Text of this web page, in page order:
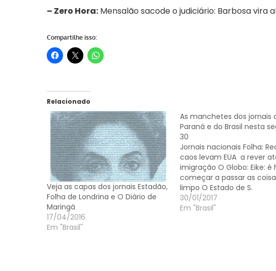
– Zero Hora: Mensalão sacode o judiciário: Barbosa vira
Compartilhe isso:
Relacionado
Veja as capas dos jornais Estadão,
Folha de Londrina e O Diário de
17/04/2016
Em "Brasil"
As manchetes dos jornais
Paraná e do Brasil nesta
30
Jornais nacionais Folha:
caos levam EUA a rever
imigração O Globo: Eike: é
começar a passar as
limpo O Estado de S.
Paulo: Bancos criam
evitar quebra de empresas
30/01/2017
Em "Brasil"